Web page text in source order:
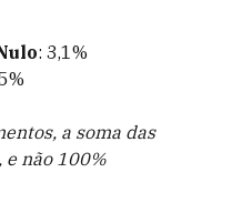
: 3,1%
a soma das
e não 100%